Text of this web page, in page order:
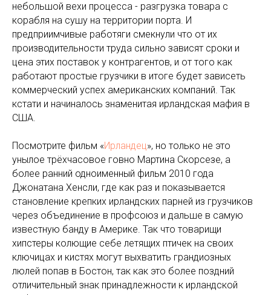
небольшой вехи процесса - разгрузка товара с
корабля на сушу на территории порта. И
предприимчивые работяги смекнули что от их
производительности труда сильно зависят сроки и
цена этих поставок у контрагентов, и от того как
работают простые грузчики в итоге будет зависеть
коммерческий успех американских компаний. Так
кстати и начиналось знаменитая ирландская мафия в
США.
Посмотрите фильм «Ирландец», но только не это
унылое трёхчасовое говно Мартина Скорсезе, а
более ранний одноименный фильм 2010 года
Джонатана Хенсли, где как раз и показывается
становление крепких ирландских парней из грузчиков
через объединение в профсоюз и дальше в самую
известную банду в Америке. Так что товарищи
хипстеры колющие себе летящих птичек на своих
ключицах и кистях могут выхватить грандиозных
люлей попав в Бостон, так как это более поздний
отличительный знак принадлежности к ирландской